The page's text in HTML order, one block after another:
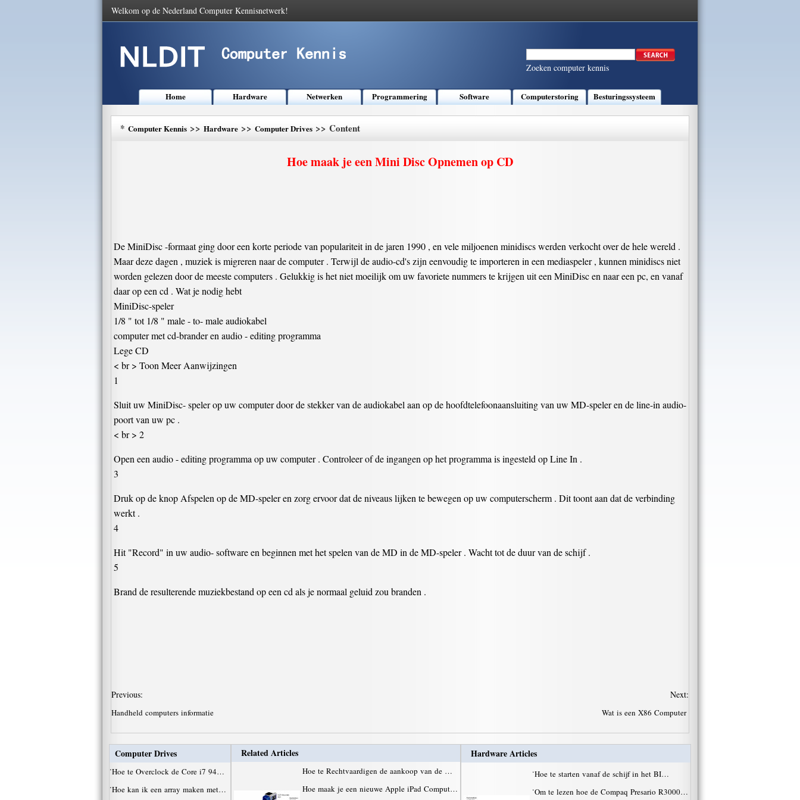
Welkom op de Nederland Computer Kennisnetwerk!
Zoeken computer kennis
Home Hardware Netwerken Programmering Software Computerstoring Besturingssysteem
* Computer Kennis >> Hardware >> Computer Drives >> Content
Hoe maak je een Mini Disc Opnemen op CD
De MiniDisc -formaat ging door een korte periode van populariteit in de jaren 1990 , en vele miljoenen minidiscs werden verkocht over de hele wereld .
Maar deze dagen , muziek is migreren naar de computer . Terwijl de audio-cd's zijn eenvoudig te importeren in een mediaspeler , kunnen minidiscs niet
worden gelezen door de meeste computers . Gelukkig is het niet moeilijk om uw favoriete nummers te krijgen uit een MiniDisc en naar een pc, en vanaf
daar op een cd . Wat je nodig hebt
MiniDisc-speler
1/8 " tot 1/8 " male - to- male audiokabel
computer met cd-brander en audio - editing programma
Lege CD
< br > Toon Meer Aanwijzingen
1
Sluit uw MiniDisc- speler op uw computer door de stekker van de audiokabel aan op de hoofdtelefoonaansluiting van uw MD-speler en de line-in audio-
poort van uw pc .
< br > 2
Open een audio - editing programma op uw computer . Controleer of de ingangen op het programma is ingesteld op Line In .
3
Druk op de knop Afspelen op de MD-speler en zorg ervoor dat de niveaus lijken te bewegen op uw computerscherm . Dit toont aan dat de verbinding
werkt .
4
Hit "Record" in uw audio- software en beginnen met het spelen van de MD in de MD-speler . Wacht tot de duur van de schijf .
5
Brand de resulterende muziekbestand op een cd als je normaal geluid zou branden .
Previous:
Handheld computers informatie
Next:
Wat is een X86 Computer
Computer Drives
·Hoe te Overclock de Core i7 94…
·Hoe kan ik een array maken met…
Related Articles
Hoe te Rechtvaardigen de aankoop van de …
Hoe maak je een nieuwe Apple iPad Comput…
Hardware Articles
·Hoe te starten vanaf de schijf in het BI…
·Om te lezen hoe de Compaq Presario R3000…